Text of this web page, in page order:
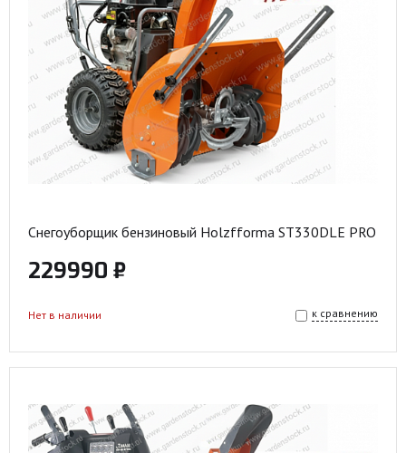
Снегоуборщик бензиновый Holzfforma ST330DLE PRO
229990 ₽
к сравнению
Нет в наличии